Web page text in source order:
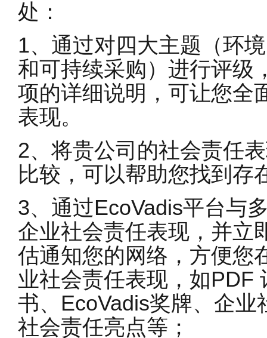
处：
1、通过对四大主题（环
和可持续采购）进行评级
项的详细说明，可让您全
表现。
2、将贵公司的社会责任
比较，可以帮助您找到存
3、通过EcoVadis平台与
企业社会责任表现，并立
估通知您的网络，方便您
业社会责任表现，如PDF
书、EcoVadis奖牌、企
社会责任亮点等；